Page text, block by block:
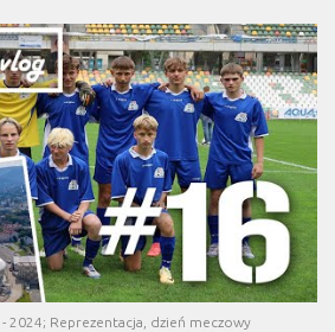
2024; Reprezentacja, dzień meczowy